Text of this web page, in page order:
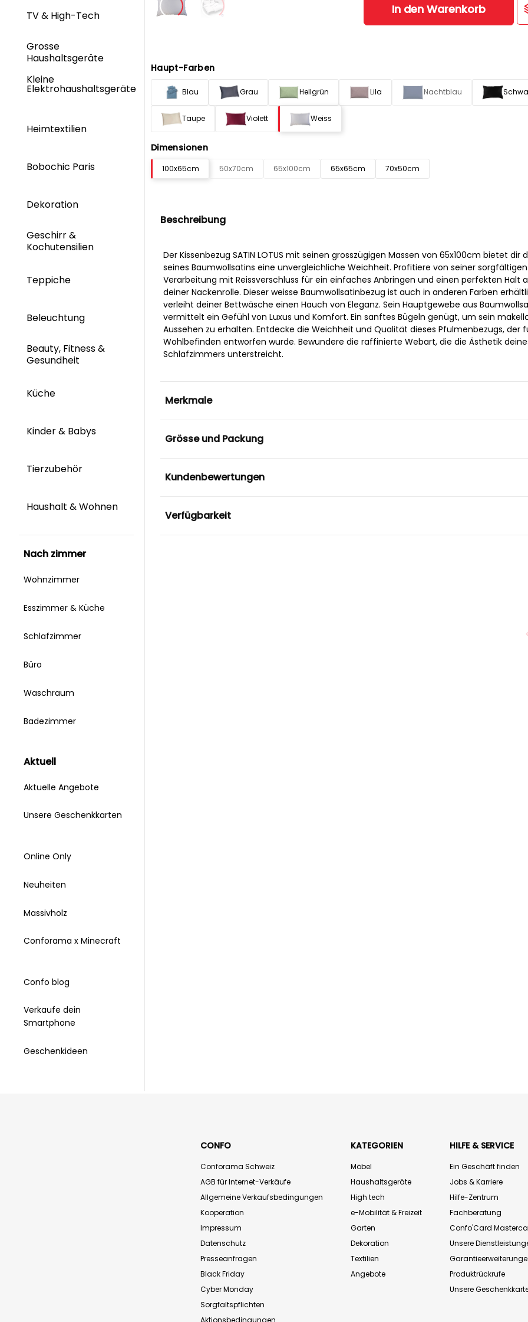
TV & High-Tech
Grosse
Haushaltsgeräte
Kleine
Elektrohaushaltsgeräte
Heimtextilien
Bobochic Paris
Dekoration
Geschirr &
Kochutensilien
Teppiche
Beleuchtung
Beauty, Fitness &
Gesundheit
Küche
Kinder & Babys
Tierzubehör
Haushalt & Wohnen
nach zimmer
Wohnzimmer
Esszimmer & Küche
Schlafzimmer
Büro
Waschraum
Badezimmer
aktuell
Aktuelle Angebote
Unsere Geschenkkarten
Online Only
Neuheiten
Massivholz
Conforama x Minecraft
Confo blog
Verkaufe dein
Smartphone
Geschenkideen
In den Warenkorb
Haupt-Farben
Blau Grau Hellgrün Lila Nachtblau
Taupe Violett Weiss
Dimensionen
100x65cm 50x70cm 65x100cm 65x65cm 70x50cm
Beschreibung
Der Kissenbezug SATIN LOTUS mit seinen grosszügigen Massen von 65x100cm bietet dir
seines Baumwollsatins eine unvergleichliche Weichheit. Profitiere von seiner sorgfältigen
Verarbeitung mit Reissverschluss für ein einfaches Anbringen und einen perfekten Halt
deiner Nackenrolle. Dieser weisse Baumwollsatinbezug ist auch in anderen Farben
verleiht deiner Bettwäsche einen Hauch von Eleganz. Sein Hauptgewebe aus
vermittelt ein Gefühl von Luxus und Komfort. Ein sanftes Bügeln genügt, um sein
Aussehen zu erhalten. Entdecke die Weichheit und Qualität dieses Pfulmenbezugs, der
Wohlbefinden entworfen wurde. Bewundere die raffinierte Webart, die die Ästhetik
Schlafzimmers unterstreicht.
Merkmale
Grösse und Packung
Kundenbewertungen
Verfügbarkeit
CONFO
Conforama Schweiz
AGB für Internet-Verkäufe
Allgemeine Verkaufsbedingungen
Kooperation
Impressum
Datenschutz
Presseanfragen
Black Friday
Cyber Monday
Sorgfaltspflichten
KATEGORIEN
Möbel
Haushaltsgeräte
High tech
e-Mobilität & Freizeit
Garten
Dekoration
Textilien
Angebote
HILFE & SERVICE
Ein Geschäft finden
Jobs & Karriere
Hilfe-Zentrum
Fachberatung
Confo'Card
Unsere
Produktrückrufe
Unsere